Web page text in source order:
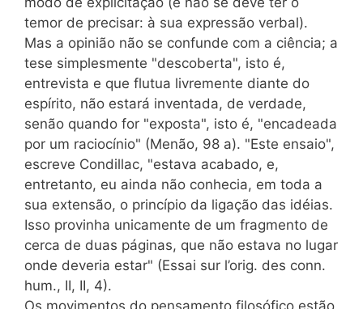
temor de precisar: à sua expressão verbal).
Mas a opinião não se confunde com a ciência; a
tese simplesmente "descoberta", isto é,
entrevista e que flutua livremente diante do
espírito, não estará inventada, de verdade,
senão quando for "exposta", isto é, "encadeada
por um raciocínio" (Menão, 98 a). "Este ensaio",
escreve Condillac, "estava acabado, e,
entretanto, eu ainda não conhecia, em toda a
sua extensão, o princípio da ligação das idéias.
Isso provinha unicamente de um fragmento de
cerca de duas páginas, que não estava no lugar
onde deveria estar" (Essai sur l’orig. des conn.
hum., II, II, 4).
Os movimentos do pensamento filosófico estão